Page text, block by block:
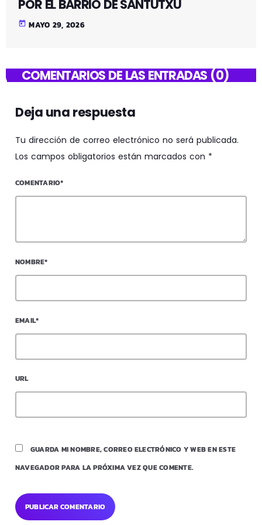
POR EL BARRIO DE SANTUTXU
today MAYO 29, 2026
COMENTARIOS DE LAS ENTRADAS (0)
Deja una respuesta
Tu dirección de correo electrónico no será publicada.
Los campos obligatorios están marcados con *
COMENTARIO*
NOMBRE*
EMAIL*
URL
GUARDA MI NOMBRE, CORREO ELECTRÓNICO Y WEB EN ESTE
NAVEGADOR PARA LA PRÓXIMA VEZ QUE COMENTE.